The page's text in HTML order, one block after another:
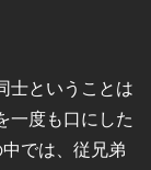
士ということは
一度も口にした
では、従兄弟